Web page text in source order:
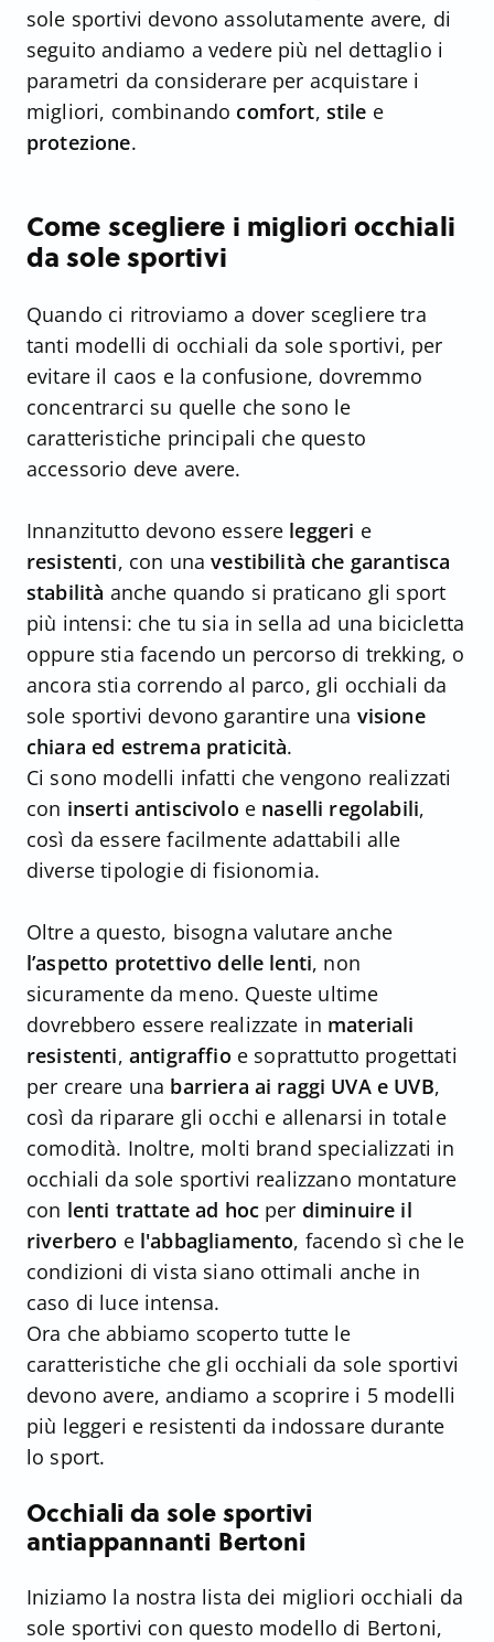
sole sportivi devono assolutamente avere, di
seguito andiamo a vedere più nel dettaglio i
parametri da considerare per acquistare i
migliori, combinando comfort, stile e
protezione.
Come scegliere i migliori occhiali
da sole sportivi
Quando ci ritroviamo a dover scegliere tra
tanti modelli di occhiali da sole sportivi, per
evitare il caos e la confusione, dovremmo
concentrarci su quelle che sono le
caratteristiche principali che questo
accessorio deve avere.
Innanzitutto devono essere leggeri e
resistenti, con unavestibilità che garantisca
stabilità anche quando si praticano gli sport
più intensi: che tu sia in sella ad una bicicletta
oppure stia facendo un percorso di trekking, o
ancora stia correndo al parco, gli occhiali da
sole sportivi devono garantire una visione
chiara ed estrema praticità.
Ci sono modelli infatti che vengono realizzati
con inserti antiscivolo e naselli regolabili,
così da essere facilmente adattabili alle
diverse tipologie di fisionomia.
Oltre a questo, bisogna valutare anche
l’aspetto protettivo delle lenti, non
sicuramente da meno. Queste ultime
dovrebbero essere realizzate in materiali
resistenti, antigraffio e soprattutto progettati
per creare una barriera ai raggi UVA e UVB,
così da riparare gli occhi e allenarsi in totale
comodità. Inoltre, molti brand specializzati in
occhiali da sole sportivi realizzano montature
con lenti trattate ad hoc per diminuire il
riverbero e l'abbagliamento, facendo sì che le
condizioni di vista siano ottimali anche in
caso di luce intensa.
Ora che abbiamo scoperto tutte le
caratteristiche che gli occhiali da sole sportivi
devono avere, andiamo a scoprire i 5 modelli
più leggeri e resistenti da indossare durante
lo sport.
Occhiali da sole sportivi
antiappannanti Bertoni
Iniziamo la nostra lista dei migliori occhiali da
sole sportivi con questo modello di Bertoni,